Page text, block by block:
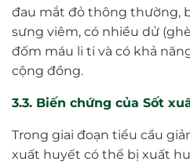
đau mắt đỏ thông thường,
sưng viêm, có nhiều dử
đốm máu li ti và có khả
cộng đồng.
3.3. Biến chứng của Sốt
Trong giai đoạn tiểu cầu
xuất huyết có thể bị xuất